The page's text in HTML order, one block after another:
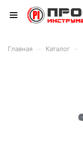
Главная Каталог